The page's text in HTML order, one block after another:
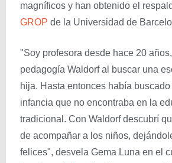
magníficos y han obtenido el
GROP de la Universidad de
"Soy profesora desde hace 20
pedagogía Waldorf al buscar una
hija. Hasta entonces había
infancia que no encontraba en la
tradicional. Con Waldorf descubrí
de acompañar a los niños,
felices", desvela Gema Luna en el